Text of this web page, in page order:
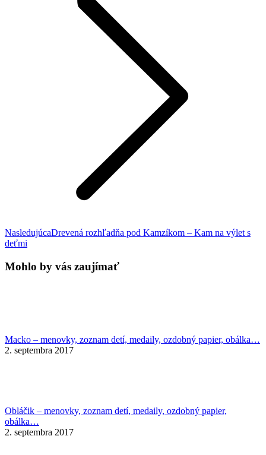
NasledujúcaNext
Drevená rozhľadňa pod Kamzíkom – Kam na výlet s
deťmi
Mohlo by vás zaujímať
Macko – menovky, zoznam detí, medaily, ozdobný papier, obálka…
2. septembra 2017
Obláčik – menovky, zoznam detí, medaily, ozdobný papier,
obálka…
2. septembra 2017